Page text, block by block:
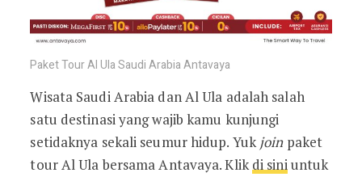
Paket Tour Al Ula Saudi Arabia Antavaya
Wisata Saudi Arabia dan Al Ula adalah salah
satu destinasi yang wajib kamu kunjungi
setidaknya sekali seumur hidup. Yuk joinpaket
tour Al Ula bersama Antavaya. Klikdi siniuntuk